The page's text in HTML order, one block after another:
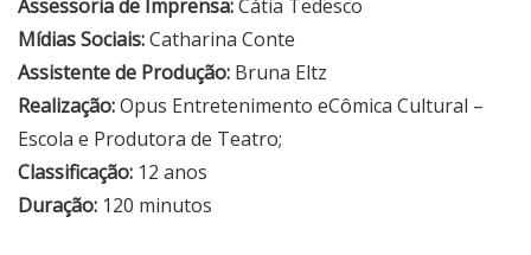
Assessoria de Imprensa:Cátia Tedesco
Mídias Sociais:Catharina Conte
Assistente de Produção: Bruna Eltz
Realização:Opus Entretenimento eCômica Cultural –
Escola e Produtora de Teatro;
Classificação: 12 anos
Duração: 120 minutos